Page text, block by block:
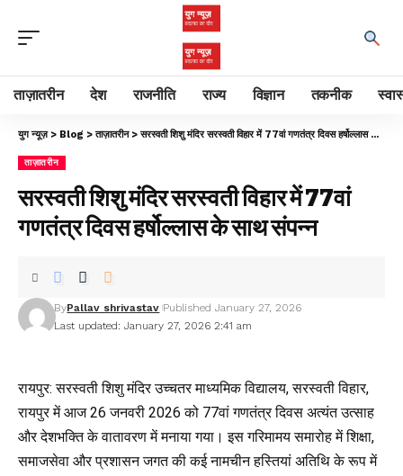
ताज़ातरीन देश राजनीति राज्य विज्ञान तकनीक
युग न्यूज़> Blog >ताज़ातरीन>सरस्वती शिशु मंदिर सरस्वती विहार में 77वां गणतंत्र दिवस हर्षोल्लास के साथ संपन्न
ताज़ातरीन
सरस्वती शिशु मंदिर सरस्वती विहार में 77वां
गणतंत्र दिवस हर्षोल्लास के साथ संपन्न
Last updated: January 27, 2026 2:41 am
ByPallav shrivastav Published January 27, 2026
रायपुर: सरस्वती शिशु मंदिर उच्चतर माध्यमिक विद्यालय, सरस्वती विहार,
रायपुर में आज 26 जनवरी 2026 को 77वां गणतंत्र दिवस अत्यंत उत्साह
और देशभक्ति के वातावरण में मनाया गया। इस गरिमामय समारोह में शिक्षा,
समाजसेवा और प्रशासन जगत की कई नामचीन हस्तियां अतिथि के रूप में